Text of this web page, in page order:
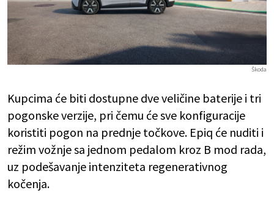
Škoda
Kupcima će biti dostupne dve veličine baterije i tri
pogonske verzije, pri čemu će sve konfiguracije
koristiti pogon na prednje točkove. Epiq će nuditi i
režim vožnje sa jednom pedalom kroz B mod rada,
uz podešavanje intenziteta regenerativnog
kočenja.